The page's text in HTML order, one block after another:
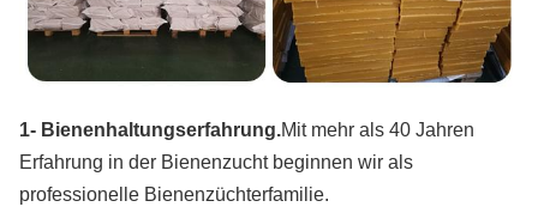
1- Bienenhaltungserfahrung.Mit mehr als 40 Jahren
Erfahrung in der Bienenzucht beginnen wir als
professionelle Bienenzüchterfamilie.